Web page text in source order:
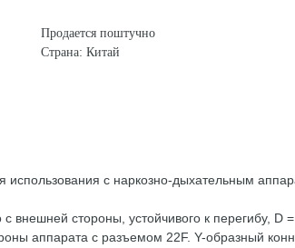
Продается поштучно
Страна: Китай
с наркозно-дыхательным
внешней стороны, устойчивого к перегибу,
аппарата с разъемом 22F. Y-образный